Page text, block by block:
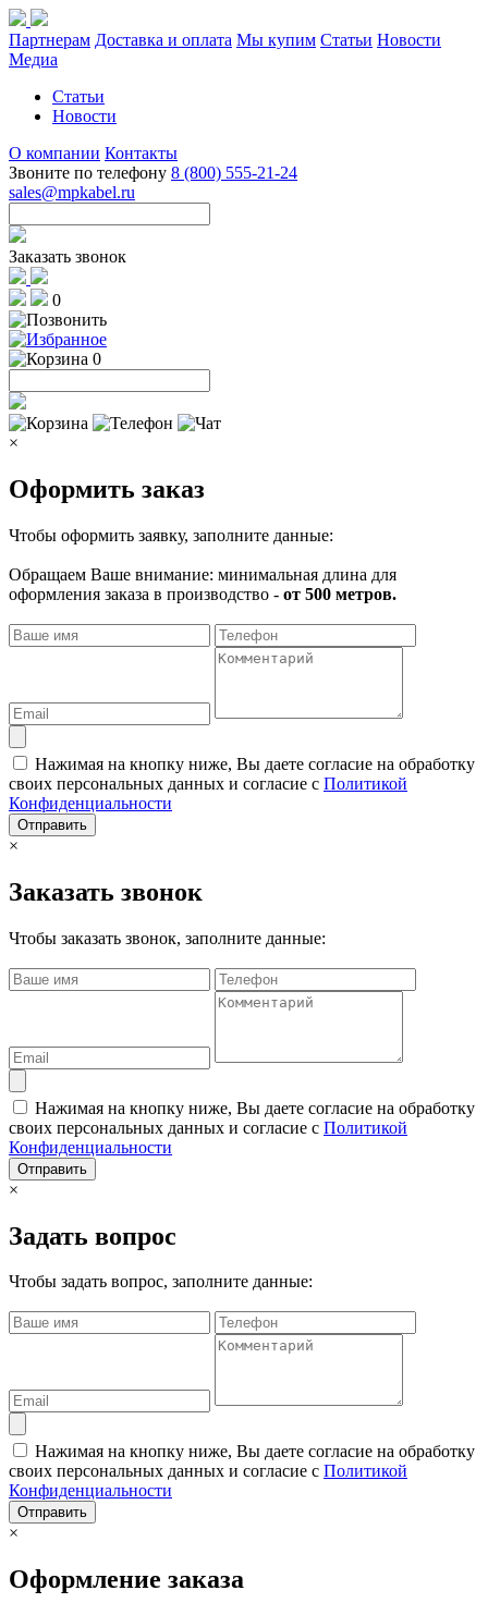
Партнерам Доставка и оплата Мы купим Статьи Новости
Медиа
Статьи
Новости
О компании Контакты
Звоните по телефону 8 (800) 555-21-24
sales@mpkabel.ru
Заказать звонок
0
0
×
Оформить заказ
Чтобы оформить заявку, заполните данные:
Обращаем Ваше внимание: минимальная длина для
оформления заказа в производство - от 500 метров.
Нажимая на кнопку ниже, Вы даете согласие на обработку
своих персональных данных и согласие с Политикой
Конфиденциальности
Отправить
×
Заказать звонок
Чтобы заказать звонок, заполните данные:
Нажимая на кнопку ниже, Вы даете согласие на обработку
своих персональных данных и согласие с Политикой
Конфиденциальности
Отправить
×
Задать вопрос
Чтобы задать вопрос, заполните данные:
Нажимая на кнопку ниже, Вы даете согласие на обработку
своих персональных данных и согласие с Политикой
Конфиденциальности
Отправить
×
Оформление заказа